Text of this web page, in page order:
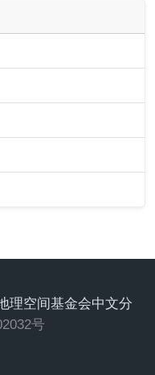
理空间基金会中文分
号